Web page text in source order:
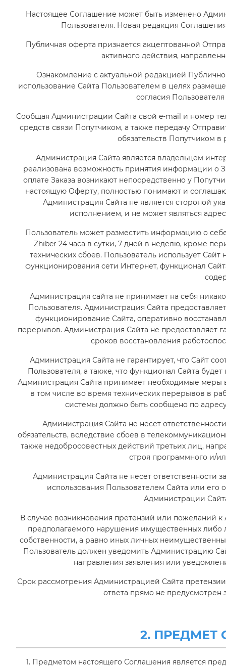
Настоящее Соглашение может быть изменено
Пользователя. Новая редакция
Публичная оферта признается акцептованной
активного действия,
Ознакомление с актуальной редакцией
использование Сайта Пользователем в целях
согласия
Сообщая Администрации Сайта свой e-mail и номер
средств связи Попутчиком, а также передачу
обязательств Попутчиком
Администрация Сайта является владельцем
реализована возможность принятия информации о
оплате Заказа возникают непосредственно у
настоящую Оферту, полностью понимают и
Администрация Сайта не является стороной
исполнением, и не может являться
Пользователь может разместить информацию о
Zhiber 24 часа в сутки, 7 дней в неделю, кроме
технических сбоев. Пользователь использует
функционирования сети Интернет, функционал
Администрация сайта не принимает на себя
Пользователя. Администрация Сайта
функционирование Сайта, оперативно
перерывов. Администрация Сайта не предоставляет
сроков восстановления
Администрация Сайта не гарантирует, что Сайт
Пользователя, а также, что функционал Сайта
Администрация Сайта принимает необходимые меры
в том числе во время технических перерывов в
системы должно быть сообщено по
Администрация Сайта не несет
обязательств, вследствие сбоев в
также недобросовестных действий третьих лиц,
строя программного и/
Администрация Сайта не несет ответственности
использования Пользователем Сайта или его
Администрации
В случае возникновения претензий или пожеланий
предполагаемого нарушения имущественных либо
собственности, а равно иных личных
Пользователь должен уведомить Администрацию
направления заявления или
Срок рассмотрения Администрацией Сайта
ответа прямо не предусмотрен
2. ПРЕДМЕТ
1. Предметом настоящего Соглашения является